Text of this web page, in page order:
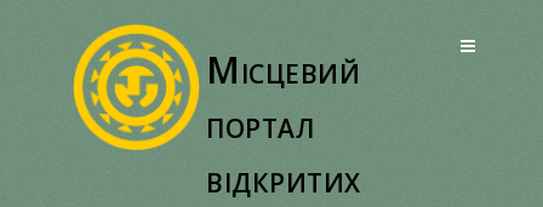
Місцевий
портал
відкритих